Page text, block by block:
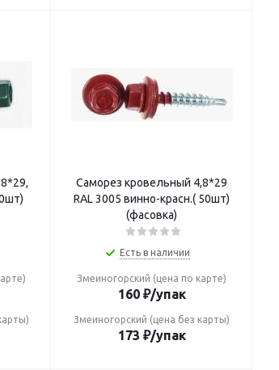
Саморез кровельный 4,8*29
RAL 3005 винно-красн.( 50шт)
(фасовка)
Есть в наличии
Змеиногорский (цена по карте)
160₽/упак
Змеиногорский (цена без карты)
173 ₽/упак